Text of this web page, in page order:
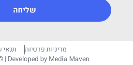
שליחה
מדיניות פרטיות
תנאי
© | Developed byMedia Maven